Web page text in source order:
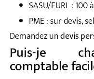
SASU/EURL :
PME : sur devis,
Demandez undevis
Puis-je
comptable